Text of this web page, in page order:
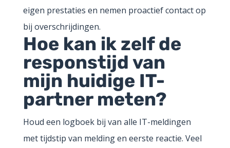
eigen prestaties en nemen proactief contact op
bij overschrijdingen.
Hoe kan ik zelf de
responstijd van
mijn huidige IT-
partner meten?
Houd een logboek bij van alle IT-meldingen
met tijdstip van melding en eerste reactie. Veel